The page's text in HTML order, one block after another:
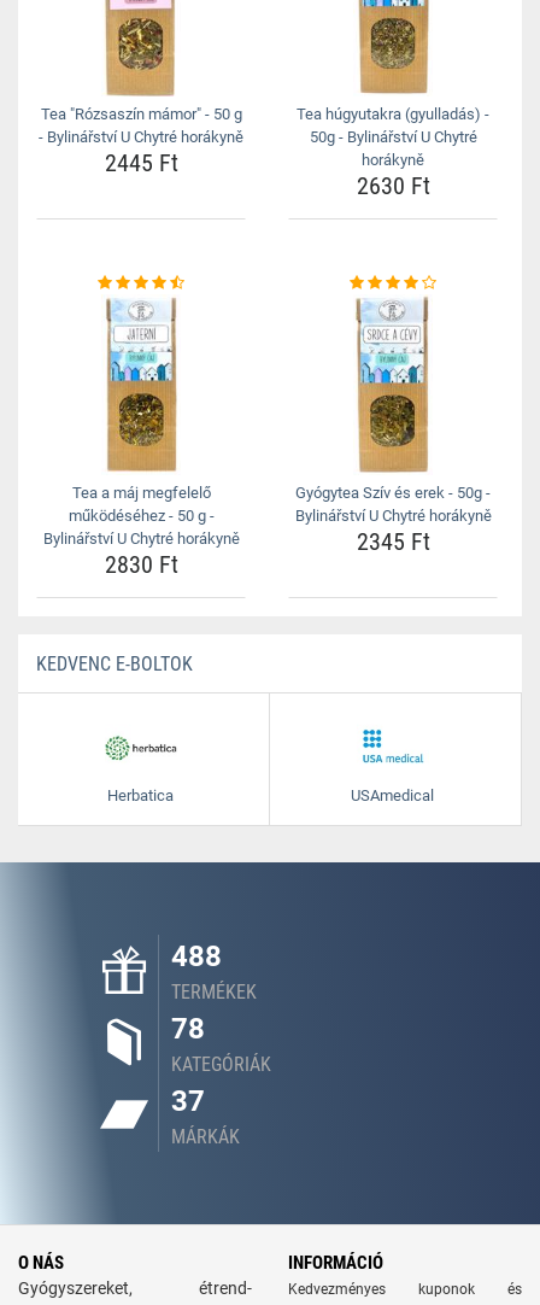
Tea "Rózsaszín mámor" - 50 g
- Bylinářství U Chytré horákyně
2445 Ft
Tea húgyutakra (gyulladás) -
50g - Bylinářství U Chytré
horákyně
2630 Ft
Tea a máj megfelelő
működéséhez - 50 g -
Bylinářství U Chytré horákyně
2830 Ft
Gyógytea Szív és erek - 50g -
Bylinářství U Chytré horákyně
2345 Ft
KEDVENC E-BOLTOK
Herbatica USAmedical
488
TERMÉKEK
78
KATEGÓRIÁK
37
MÁRKÁK
O NÁS
Gyógyszereket, étrend-
INFORMÁCIÓ
Kedvezményes kuponok és